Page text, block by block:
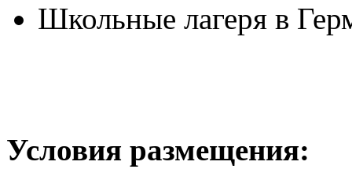
Школьные лагеря в
Условия размещения: